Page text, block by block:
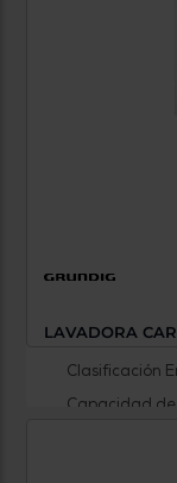
LAVADORA
Clasificación
Capacidad